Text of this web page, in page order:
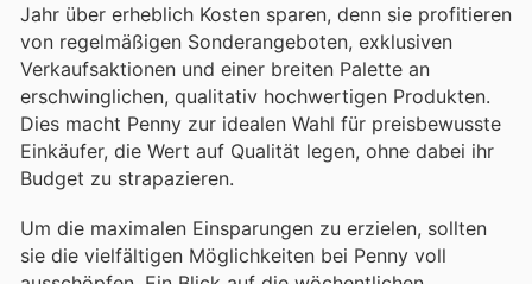
Jahr über erheblich Kosten sparen, denn sie profitieren
von regelmäßigen Sonderangeboten, exklusiven
Verkaufsaktionen und einer breiten Palette an
erschwinglichen, qualitativ hochwertigen Produkten.
Dies macht Penny zur idealen Wahl für preisbewusste
Einkäufer, die Wert auf Qualität legen, ohne dabei ihr
Budget zu strapazieren.
Um die maximalen Einsparungen zu erzielen, sollten
sie die vielfältigen Möglichkeiten bei Penny voll